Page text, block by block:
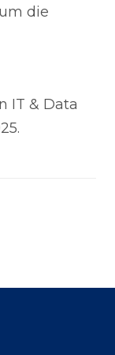
die
IT & Data